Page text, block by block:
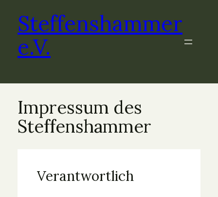
Steffenshammer
e.V.
Impressum des
Steffenshammer
Verantwortlich